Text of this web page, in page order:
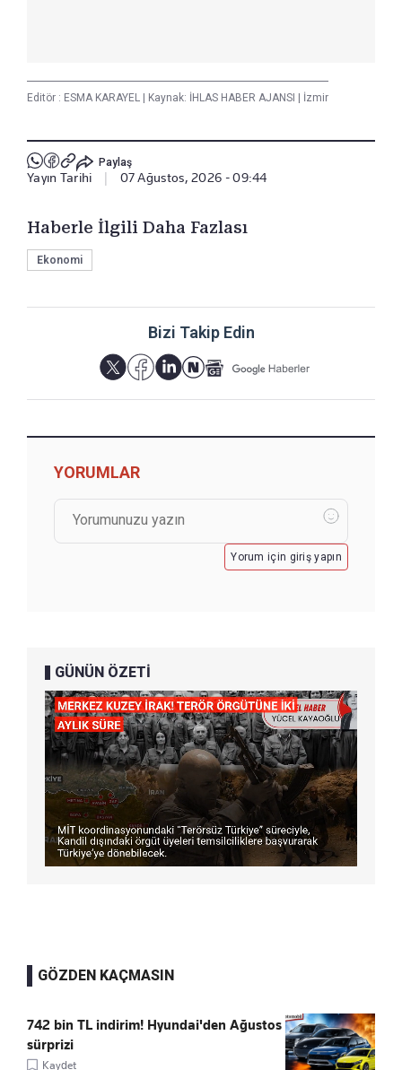
Editör : ESMA KARAYEL Kaynak: İHLAS HABER AJANSI İzmir
Paylaş
Yayın Tarihi 07 Ağustos, 2026 - 09:44
Haberle İlgili Daha Fazlası
Ekonomi
Bizi Takip Edin
YORUMLAR
Yorum için giriş yapın
GÜNÜN ÖZETİ
GÖZDEN KAÇMASIN
742 bin TL indirim! Hyundai'den Ağustos
sürprizi
Kaydet